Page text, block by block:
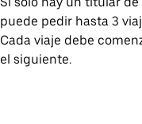
puede pedir hasta 3
Cada viaje debe
el siguiente.